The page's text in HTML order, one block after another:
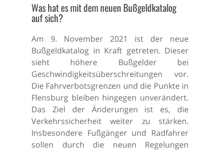
Was hat es mit dem neuen Bußgeldkatalog
auf sich?
Am 9. November 2021 ist der neue
Bußgeldkatalog in Kraft getreten. Dieser
sieht höhere Bußgelder bei
Geschwindigkeitsüberschreitungen vor.
Die Fahrverbotsgrenzen und die Punkte in
Flensburg bleiben hingegen unverändert.
Das Ziel der Änderungen ist es, die
Verkehrssicherheit weiter zu stärken.
Insbesondere Fußgänger und Radfahrer
sollen durch die neuen Regelungen